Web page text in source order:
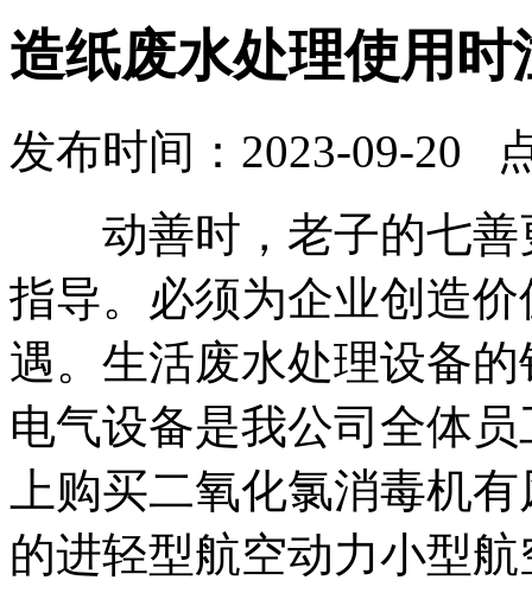
造纸废水处理使用时
发布时间：2023-09-20
动善时，老子的七善
指导。必须为企业创造
遇。生活废水处理设备
电气设备是我公司全体
上购买二氧化氯消毒机
的进轻型航空动力小型